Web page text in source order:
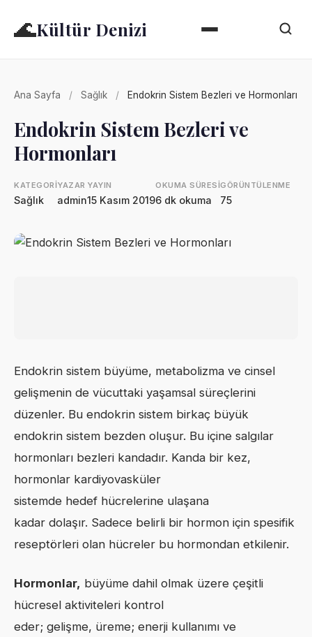
🌊Kültür Denizi
Ana Sayfa / Sağlık / Endokrin Sistem Bezleri ve Hormonları
Endokrin Sistem Bezleri ve
Hormonları
KATEGORI
Sağlık
YAZAR
admin
YAYIN
15 Kasım 2019
OKUMA SÜRESI
6 dk okuma
GÖRÜNTÜLENME
75
Endokrin sistem büyüme, metabolizma ve cinsel
gelişmenin de vücuttaki yaşamsal süreçlerini
düzenler. Bu endokrin sistem birkaç büyük
endokrin sistem bezden oluşur. Bu içine salgılar
hormonları bezleri kandadır. Kanda bir kez,
hormonlar kardiyovasküler
sistemde hedef hücrelerine ulaşana
kadar dolaşır. Sadece belirli bir hormon için spesifik
reseptörleri olan hücreler bu hormondan etkilenir.
Hormonlar, büyüme dahil olmak üzere çeşitli
hücresel aktiviteleri kontrol
eder; gelişme, üreme; enerji kullanımı ve